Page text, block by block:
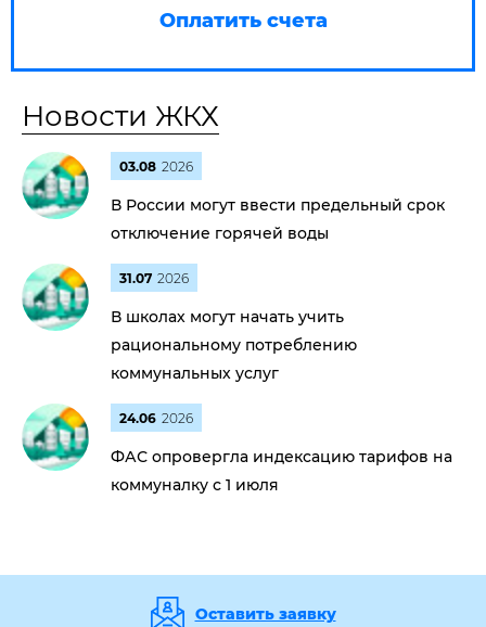
Оплатить счета
Новости ЖКХ
03.08 2026
В России могут ввести предельный срок
отключение горячей воды
31.07 2026
В школах могут начать учить
рациональному потреблению
коммунальных услуг
24.06 2026
ФАС опровергла индексацию тарифов на
коммуналку с 1 июля
Оставить заявку